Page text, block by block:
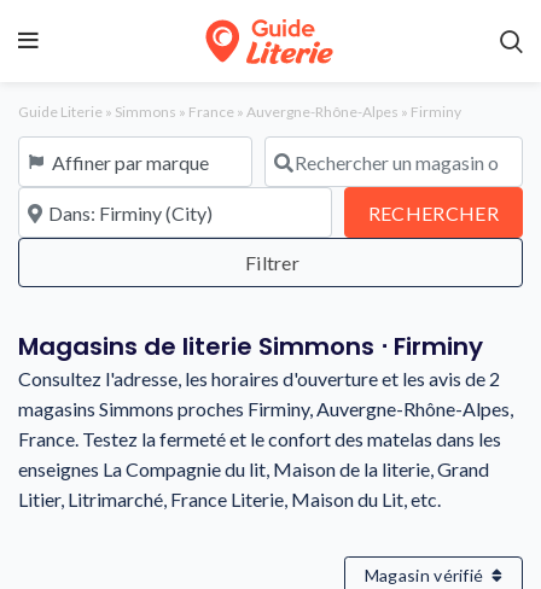
Guide Literie » Simmons » France » Auvergne-Rhône-Alpes » Firminy
Affiner par marque Rechercher un magasin ou une
À proximité de RECHERCHER
Magasins de literie Simmons ⋅ Firminy
Consultez l'adresse, les horaires d'ouverture et les avis de 2
magasins Simmons proches Firminy, Auvergne-Rhône-Alpes,
France. Testez la fermeté et le confort des matelas dans les
enseignes La Compagnie du lit, Maison de la literie, Grand
Litier, Litrimarché, France Literie, Maison du Lit, etc.
Magasin vérifié